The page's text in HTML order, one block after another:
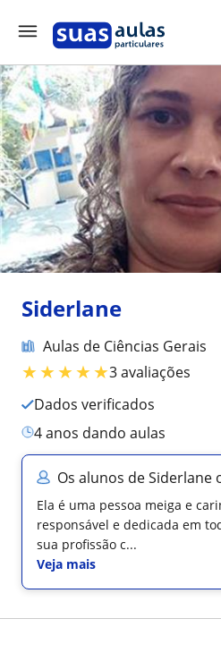
Siderlane
Aulas de Ciências Gerais
★★★★★3 avaliações
Dados verificados
4 anos dando aulas
Os alunos de Siderlane
Ela é uma pessoa meiga e
responsável e dedicada em
sua profissão c...
Veja mais